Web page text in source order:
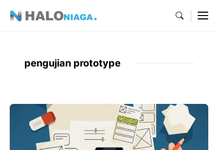
pengujian prototype